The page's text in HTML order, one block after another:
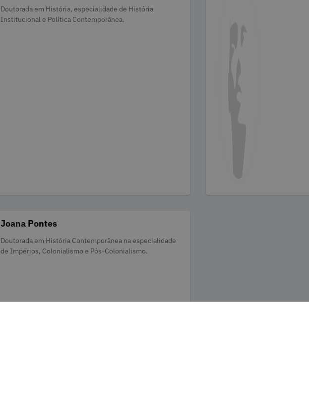
Doutorada em História, especialidade de História
Institucional e Política Contemporânea.
Joana Pontes
Categorias
Doutorada em História Contemporânea na especialidade
de Impérios, Colonialismo e Pós-Colonialismo.